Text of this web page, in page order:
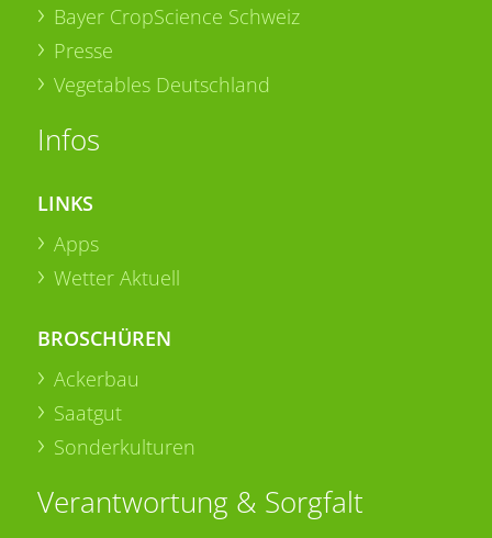
Bayer CropScience Schweiz
Presse
Vegetables Deutschland
Infos
LINKS
Apps
Wetter Aktuell
BROSCHÜREN
Ackerbau
Saatgut
Sonderkulturen
Verantwortung & Sorgfalt